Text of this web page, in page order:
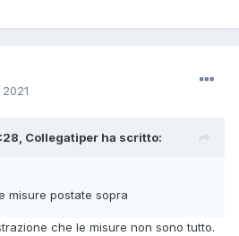
Collegatiper ha scritto:
misure postate sopra
che le misure non sono tutto.